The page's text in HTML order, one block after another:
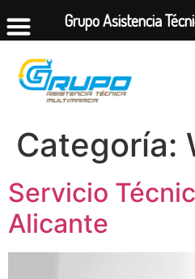
Categoría:
Servicio
Alicante
Grupo Asistencia